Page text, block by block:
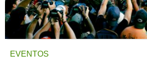
EVENTOS